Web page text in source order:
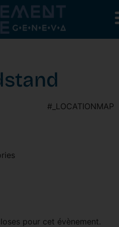
#_LOCATIONMAP
pour cet évènement.